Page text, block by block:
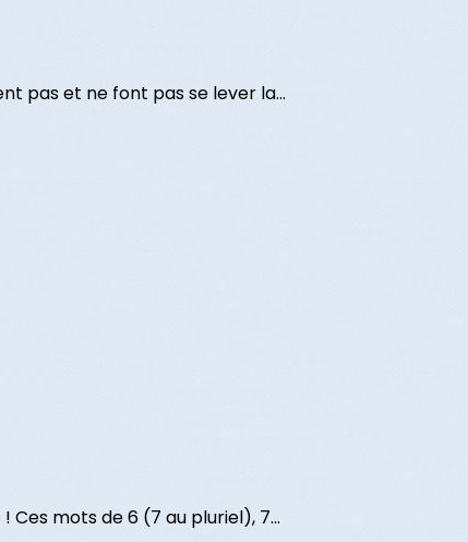
pas et ne font pas se lever la...
mots de 6 (7 au pluriel), 7...